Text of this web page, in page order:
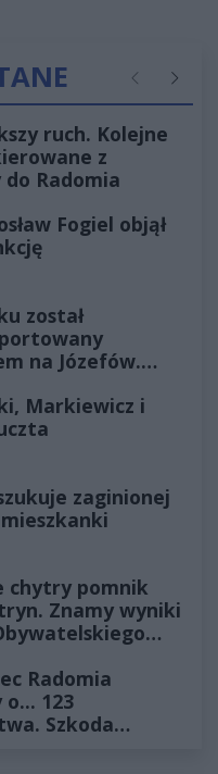
Poprzednie
ruch. Kolejne
z
do Radomia
Fogiel objął
został
na Józefów.
Markiewicz i
zaginionej
chytry pomnik
Znamy wyniki
Radomia
123
Szkoda